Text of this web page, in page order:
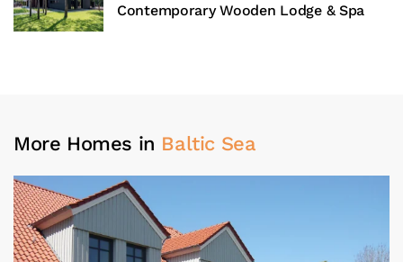
Contemporary Wooden Lodge & Spa
More Homes in Baltic Sea